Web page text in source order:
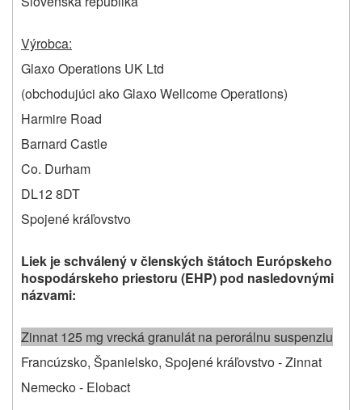
Výrobca:
Glaxo Operations UK Ltd
(obchodujúci ako Glaxo Wellcome Operations)
Harmire Road
Barnard Castle
Co. Durham
DL12 8DT
Spojené kráľovstvo
Liek je schválený v členských štátoch Európskeho
hospodárskeho priestoru (EHP) pod nasledovnými
názvami:
Zinnat 125 mg vrecká granulát na perorálnu suspenziu
Francúzsko, Španielsko, Spojené kráľovstvo ‑ Zinnat
Nemecko ‑ Elobact